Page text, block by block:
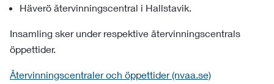
Häverö återvinningscentral i Hallstavik.
Insamling sker under respektive återvinningscentrals
öppettider.
Återvinningscentraler och öppettider (nvaa.se)